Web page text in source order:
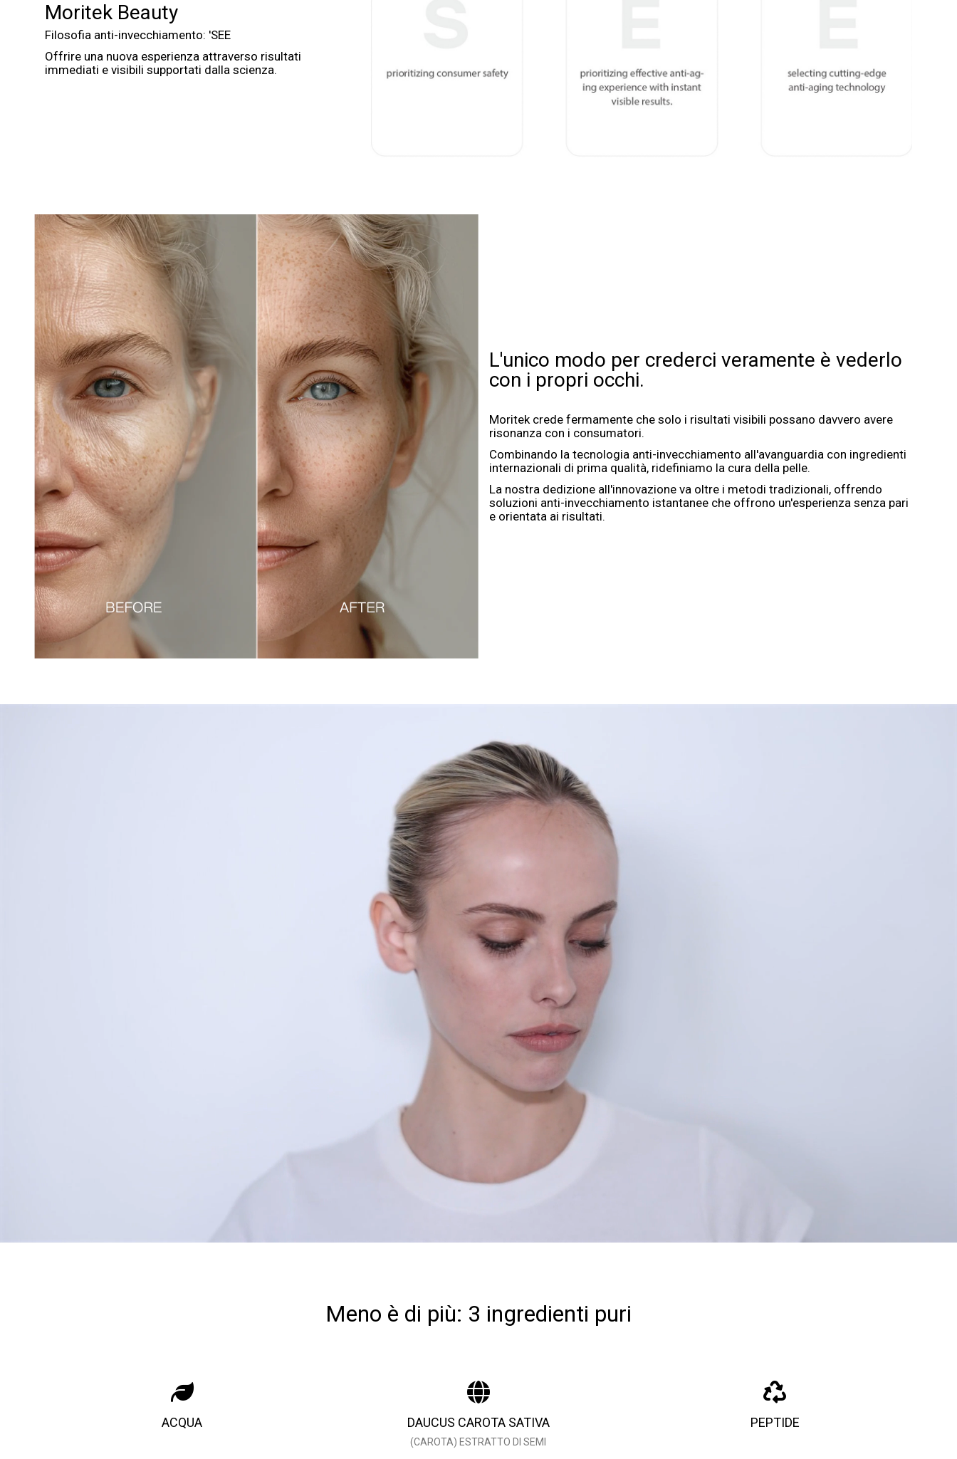
Moritek Beauty
Filosofia anti-invecchiamento: 'SEE
Offrire una nuova esperienza attraverso risultati
immediati e visibili supportati dalla scienza.
L'unico modo per crederci veramente è vederlo
con i propri occhi.
Moritek crede fermamente che solo i risultati visibili possano davvero avere
risonanza con i consumatori.
Combinando la tecnologia anti-invecchiamento all'avanguardia con ingredienti
internazionali di prima qualità, ridefiniamo la cura della pelle.
La nostra dedizione all'innovazione va oltre i metodi tradizionali, offrendo
soluzioni anti-invecchiamento istantanee che offrono un'esperienza senza pari
e orientata ai risultati.
Meno è di più: 3 ingredienti puri
ACQUA DAUCUS CAROTA SATIVA
(CAROTA) ESTRATTO DI SEMI
PEPTIDE